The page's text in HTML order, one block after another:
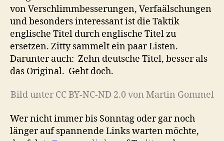
von Verschlimmbesserungen, Verfaälschungen
und besonders interessant ist die Taktik
englische Titel durch englische Titel zu
ersetzen. Zitty sammelt ein paar Listen.
Darunter auch: Zehn deutsche Titel, besser als
das Original. Geht doch.
Bild unter CC BY-NC-ND 2.0 von Martin Gommel
Wer nicht immer bis Sonntag oder gar noch
länger auf spannende Links warten möchte,